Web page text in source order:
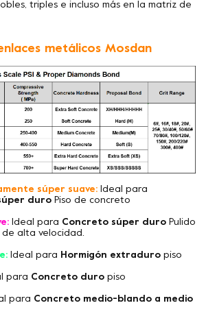
triples e incluso más en la matriz de
metálicos Mosdan
súper suave: Ideal para
duro Piso de concreto
Ideal para Concreto súper duro Pulido
alta velocidad.
Ideal para Hormigón extraduro piso
para Concreto duro piso
para Concreto medio-blando a medio